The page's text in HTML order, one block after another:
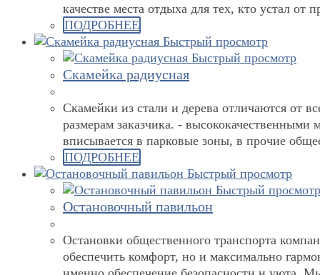
качестве места отдыха для тех, кто устал от
ПОДРОБНЕЕ
Быстрый просмотр
Быстрый просмотр
Скамейка радиусная
Скамейки из стали и дерева отличаются от
размерам заказчика. - высококачественными
вписывается в парковые зоны, в прочие
ПОДРОБНЕЕ
Быстрый просмотр
Быстрый просмотр
Остановочный павильон
Остановки общественного транспорта
обеспечить комфорт, но и максимально